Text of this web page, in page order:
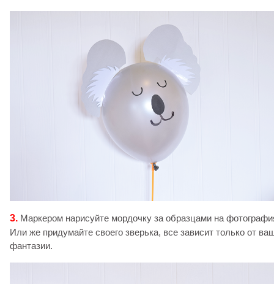
3. Маркером нарисуйте мордочку за образцами на
Или же придумайте своего зверька, все зависит только от
фантазии.